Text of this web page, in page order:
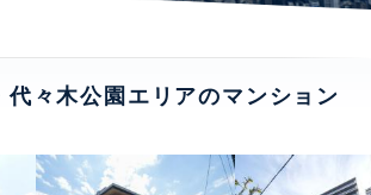
代々木公園エリアのマンション